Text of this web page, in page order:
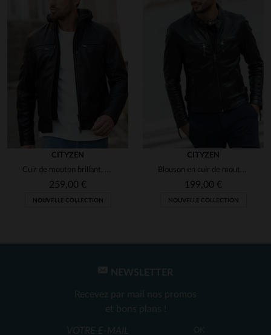
CITYZEN
Cuir de mouton brillant, capuche amovible pour varier les looks.
259,00 €
NOUVELLE COLLECTION
CITYZEN
Blouson en cuir de mouton noir, ajusté pour un style urbain.
199,00 €
NOUVELLE COLLECTION
NEWSLETTER
Recevez par mail nos promos
et bons plans !
OK